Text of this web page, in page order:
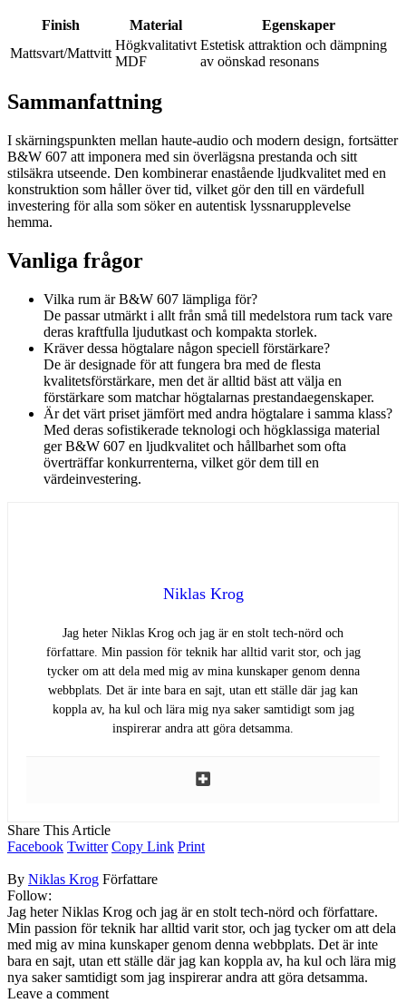
Finish Material
Egenskaper
Mattsvart/Mattvitt
Högkvalitativt
MDF
Estetisk attraktion och dämpning
av oönskad resonans
Sammanfattning
I skärningspunkten mellan haute-audio och modern design, fortsätter
B&W 607 att imponera med sin överlägsna prestanda och sitt
stilsäkra utseende. Den kombinerar enastående ljudkvalitet med en
konstruktion som håller över tid, vilket gör den till en värdefull
investering för alla som söker en autentisk lyssnarupplevelse
hemma.
Vanliga frågor
Vilka rum är B&W 607 lämpliga för?
De passar utmärkt i allt från små till medelstora rum tack vare
deras kraftfulla ljudutkast och kompakta storlek.
Kräver dessa högtalare någon speciell förstärkare?
De är designade för att fungera bra med de flesta
kvalitetsförstärkare, men det är alltid bäst att välja en
förstärkare som matchar högtalarnas prestandaegenskaper.
Är det värt priset jämfört med andra högtalare i samma klass?
Med deras sofistikerade teknologi och högklassiga material
ger B&W 607 en ljudkvalitet och hållbarhet som ofta
överträffar konkurrenterna, vilket gör dem till en
värdeinvestering.
Niklas Krog
Jag heter Niklas Krog och jag är en stolt tech-nörd och
författare. Min passion för teknik har alltid varit stor, och jag
tycker om att dela med mig av mina kunskaper genom denna
webbplats. Det är inte bara en sajt, utan ett ställe där jag kan
koppla av, ha kul och lära mig nya saker samtidigt som jag
inspirerar andra att göra detsamma.
Share This Article
Facebook Twitter Copy Link Print
By Niklas Krog Författare
Follow:
Jag heter Niklas Krog och jag är en stolt tech-nörd och författare.
Min passion för teknik har alltid varit stor, och jag tycker om att dela
med mig av mina kunskaper genom denna webbplats. Det är inte
bara en sajt, utan ett ställe där jag kan koppla av, ha kul och lära mig
nya saker samtidigt som jag inspirerar andra att göra detsamma.
Leave a comment